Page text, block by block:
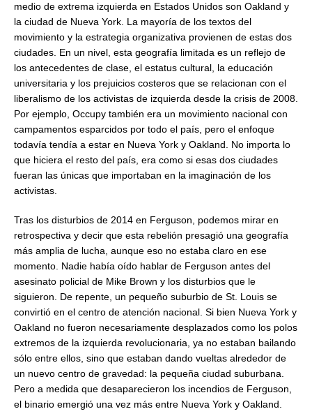
medio de extrema izquierda en Estados Unidos son Oakland y
la ciudad de Nueva York. La mayoría de los textos del
movimiento y la estrategia organizativa provienen de estas dos
ciudades. En un nivel, esta geografía limitada es un reflejo de
los antecedentes de clase, el estatus cultural, la educación
universitaria y los prejuicios costeros que se relacionan con el
liberalismo de los activistas de izquierda desde la crisis de 2008.
Por ejemplo, Occupy también era un movimiento nacional con
campamentos esparcidos por todo el país, pero el enfoque
todavía tendía a estar en Nueva York y Oakland. No importa lo
que hiciera el resto del país, era como si esas dos ciudades
fueran las únicas que importaban en la imaginación de los
activistas.
Tras los disturbios de 2014 en Ferguson, podemos mirar en
retrospectiva y decir que esta rebelión presagió una geografía
más amplia de lucha, aunque eso no estaba claro en ese
momento. Nadie había oído hablar de Ferguson antes del
asesinato policial de Mike Brown y los disturbios que le
siguieron. De repente, un pequeño suburbio de St. Louis se
convirtió en el centro de atención nacional. Si bien Nueva York y
Oakland no fueron necesariamente desplazados como los polos
extremos de la izquierda revolucionaria, ya no estaban bailando
sólo entre ellos, sino que estaban dando vueltas alrededor de
un nuevo centro de gravedad: la pequeña ciudad suburbana.
Pero a medida que desaparecieron los incendios de Ferguson,
el binario emergió una vez más entre Nueva York y Oakland.